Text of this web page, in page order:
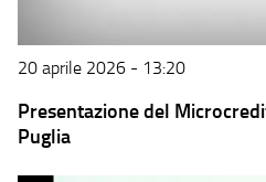
20 aprile 2026 - 13:20
Presentazione del
Puglia